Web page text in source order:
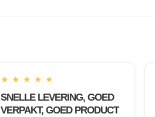
★ ★ ★ ★ ★
SNELLE LEVERING, GOED
VERPAKT, GOED PRODUCT